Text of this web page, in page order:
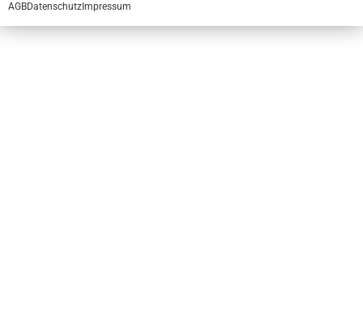
AGBDatenschutz Impressum